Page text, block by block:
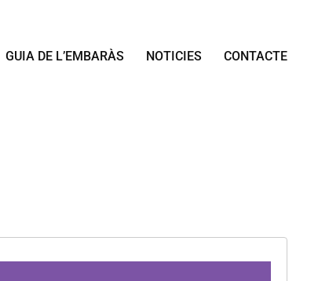
GUIA DE L’EMBARÀS NOTICIES CONTACTE